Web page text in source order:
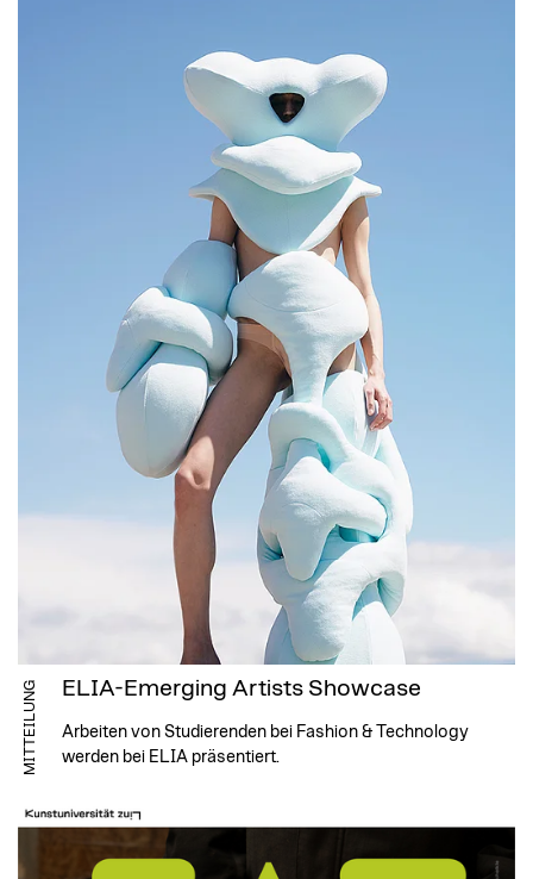
MITTEILUNG ELIA-Emerging Artists Showcase
Arbeiten von Studierenden bei Fashion & Technology
werden bei ELIA präsentiert.